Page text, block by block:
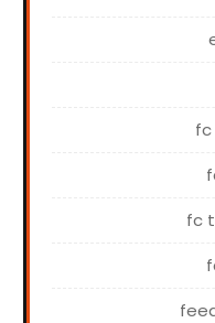
fc
fc